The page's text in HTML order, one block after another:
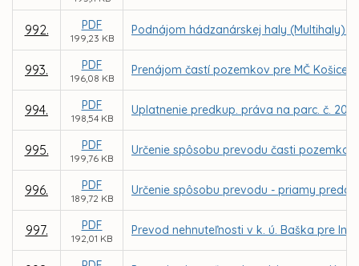
992. PDF
199,23 KB
Podnájom hádzanárskej haly (Multihaly)
993. PDF
196,08 KB
Prenájom častí pozemkov pre MČ Košice
994. PDF
198,54 KB
Uplatnenie predkup. práva na parc. č.
995. PDF
199,76 KB
Určenie spôsobu prevodu časti
996. PDF
189,72 KB
Určenie spôsobu prevodu - priamy predaj
997. PDF
192,01 KB
Prevod nehnuteľnosti v k. ú. Baška pre